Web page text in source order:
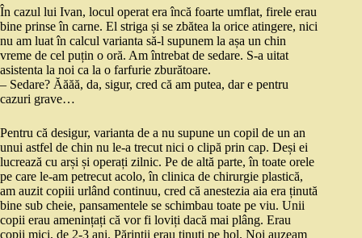
În cazul lui Ivan, locul operat era încă foarte umflat, firele erau
bine prinse în carne. El striga și se zbătea la orice atingere, nici
nu am luat în calcul varianta să-l supunem la așa un chin
vreme de cel puțin o oră. Am întrebat de sedare. S-a uitat
asistenta la noi ca la o farfurie zburătoare.
– Sedare? Ăăăă, da, sigur, cred că am putea, dar e pentru
cazuri grave…
Pentru că desigur, varianta de a nu supune un copil de un an
unui astfel de chin nu le-a trecut nici o clipă prin cap. Deși ei
lucrează cu arși și operați zilnic. Pe de altă parte, în toate orele
pe care le-am petrecut acolo, în clinica de chirurgie plastică,
am auzit copiii urlând continuu, cred că anestezia aia era ținută
bine sub cheie, pansamentele se schimbau toate pe viu. Unii
copii erau amenințați că vor fi loviți dacă mai plâng. Erau
copii mici, de 2-3 ani. Părinții erau ținuți pe hol. Noi auzeam